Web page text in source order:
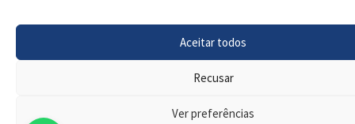
Aceitar todos
Recusar
Ver preferências